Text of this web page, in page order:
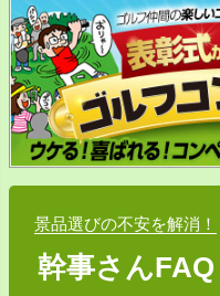
景品選びの不安を解消！
幹事さんFAQ